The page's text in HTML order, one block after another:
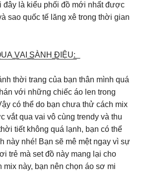
đây là kiểu phối đồ mới nhất được
sao quốc tế lăng xê trong thời gian
͟V͟A͟I͟ ͟S͟À͟N͟H͟ ͟Đ͟I͟Ệ͟U͟:͟
thời trang của bạn thân mình quá
với những chiếc áo len trong
có thể do bạn chưa thử cách mix
vắt qua vai vô cùng trendy và thu
tiết không quá lạnh, bạn có thể
này nhé! Bạn sẽ mê mệt ngay vì sự
trẻ mà set đồ này mang lại cho
mix này, bạn nên chọn áo sơ mi